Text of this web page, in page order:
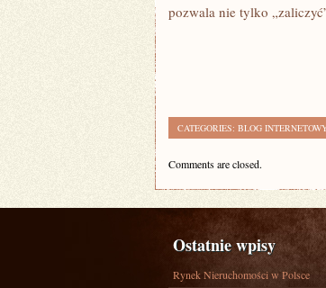
pozwala nie tylko
CATEGORIES: BLOG
Comments are closed.
Ostatnie wpisy
Rynek Nieruchomości w Polsce